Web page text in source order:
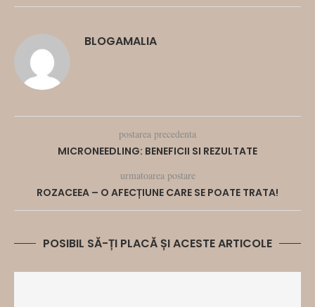
BLOGAMALIA
postarea precedenta
MICRONEEDLING: BENEFICII SI REZULTATE
urmatoarea postare
ROZACEEA – O AFECȚIUNE CARE SE POATE TRATA!
POSIBIL SĂ-ȚI PLACĂ ȘI ACESTE ARTICOLE